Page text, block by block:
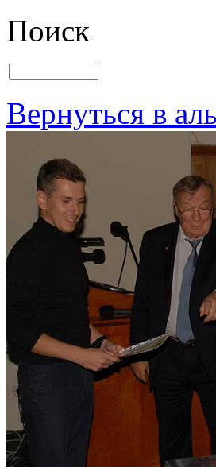
Поиск
Вернуться в